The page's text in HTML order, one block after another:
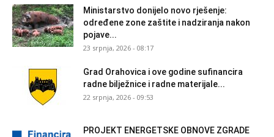
Ministarstvo donijelo novo rješenje:
određene zone zaštite i nadziranja nakon
pojave...
23 srpnja, 2026 - 08:17
Grad Orahovica i ove godine sufinancira
radne bilježnice i radne materijale...
22 srpnja, 2026 - 09:53
PROJEKT ENERGETSKE OBNOVE ZGRADE